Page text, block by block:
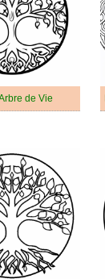
de Vie